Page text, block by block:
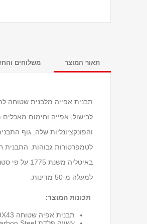
תאור המוצר משלוחים
לבישול, אפייה וחימום
למעלה מ-50 מדינות.
תכונות המוצר:
תבנית אפיה שטוחה 29X43 ס"מ